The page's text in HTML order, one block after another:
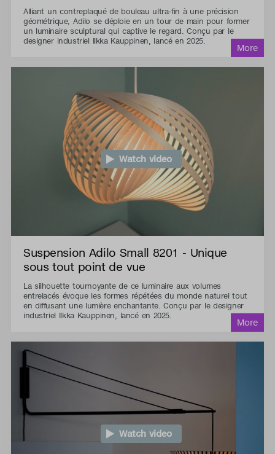
Alliant un contreplaqué de bouleau ultra-fin à une précision
géométrique, Adilo se déploie en un tour de main pour former
un luminaire sculptural qui captive le regard. Conçu par le
designer industriel Ilkka Kauppinen, lancé en 2025.
Watch video
Suspension Adilo Small 8201 - Unique
sous tout point de vue
La silhouette tournoyante de ce luminaire aux volumes
entrelacés évoque les formes répétées du monde naturel tout
en diffusant une lumière enchantante. Conçu par le designer
industriel Ilkka Kauppinen, lancé en 2025.
Watch video